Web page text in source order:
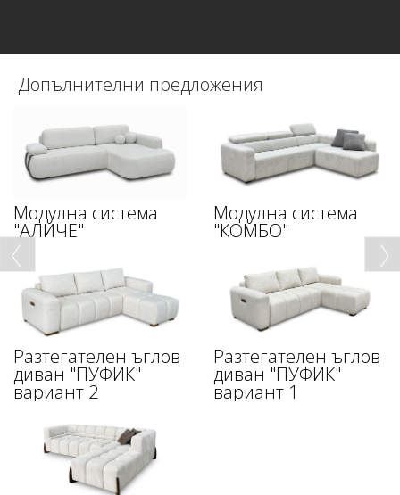
Допълнителни предложения
Модулна система
"АЛИЧЕ"
Модулна система
"КОМБО"
Разтегателен ъглов
диван "ПУФИК"
вариант 2
Разтегателен ъглов
диван "ПУФИК"
вариант 1